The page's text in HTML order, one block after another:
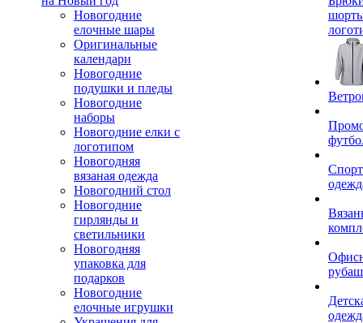
Новогодние
елочные шары
Оригинальные
календари
Новогодние
подушки и пледы
Новогодние
наборы
Новогодние елки с
логотипом
Новогодняя
вязаная одежда
Новогодний стол
Новогодние
гирлянды и
светильники
Новогодняя
упаковка для
подарков
Новогодние
елочные игрушки